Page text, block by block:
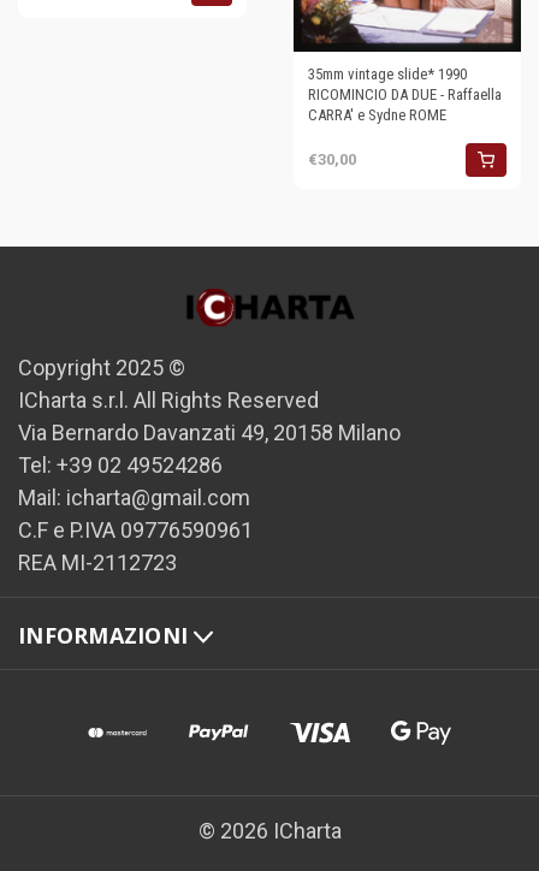
35mm vintage slide* 1990
RICOMINCIO DA DUE - Raffaella
CARRA' e Sydne ROME
€30,00
Copyright 2025 ©
ICharta s.r.l. All Rights Reserved
Via Bernardo Davanzati 49, 20158 Milano
Tel: +39 02 49524286
Mail: icharta@gmail.com
C.F e P.IVA 09776590961
REA MI-2112723
INFORMAZIONI
© 2026 ICharta